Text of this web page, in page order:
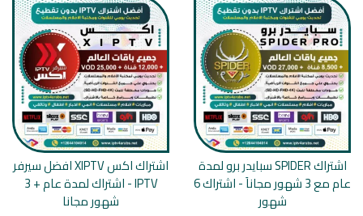
اشتراك SPIDER سبايدر برو لمدة
عام مع 3 شهور مجاناَ - اشتراك 6
شهور
اشتراك اكس XIPTV افضل سيرفر
IPTV - اشتراك لمدة عام + 3
شهور مجانا